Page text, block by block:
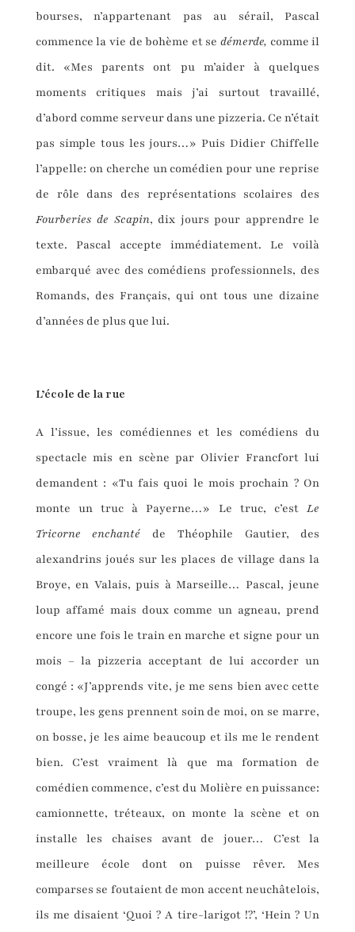
bourses, n’appartenant pas au sérail, Pascal
commence la vie de bohème et se démerde, comme il
dit. «Mes parents ont pu m’aider à quelques
moments critiques mais j’ai surtout travaillé,
d’abord comme serveur dans une pizzeria. Ce n’était
pas simple tous les jours…» Puis Didier Chiffelle
l’appelle: on cherche un comédien pour une reprise
de rôle dans des représentations scolaires des
Fourberies de Scapin, dix jours pour apprendre le
texte. Pascal accepte immédiatement. Le voilà
embarqué avec des comédiens professionnels, des
Romands, des Français, qui ont tous une dizaine
d’années de plus que lui.
L’école de la rue
A l’issue, les comédiennes et les comédiens du
spectacle mis en scène par Olivier Francfort lui
demandent : «Tu fais quoi le mois prochain ? On
monte un truc à Payerne…» Le truc, c’estLe
Tricorne enchanté de Théophile Gautier, des
alexandrins joués sur les places de village dans la
Broye, en Valais, puis à Marseille… Pascal, jeune
loup affamé mais doux comme un agneau, prend
encore une fois le train en marche et signe pour un
mois – la pizzeria acceptant de lui accorder un
congé : «J’apprends vite, je me sens bien avec cette
troupe, les gens prennent soin de moi, on se marre,
on bosse, je les aime beaucoup et ils me le rendent
bien. C’est vraiment là que ma formation de
comédien commence, c’est du Molière en puissance:
camionnette, tréteaux, on monte la scène et on
installe les chaises avant de jouer… C’est la
meilleure école dont on puisse rêver. Mes
comparses se foutaient de mon accent neuchâtelois,
ils me disaient ‘Quoi ? A tire-larigot !?’, ‘Hein ? Un